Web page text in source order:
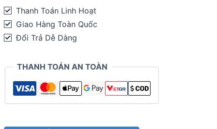
Loop
TL26
-
quantity
Thanh Toán Linh Hoạt
Giao Hàng Toàn Quốc
Đổi Trả Dễ Dàng
THANH TOÁN AN TOÀN